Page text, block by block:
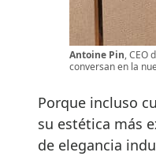
Antoine Pin, CEO
conversan en la
Porque incluso
su estética más
de elegancia